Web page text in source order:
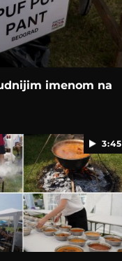
imenom na
3:45